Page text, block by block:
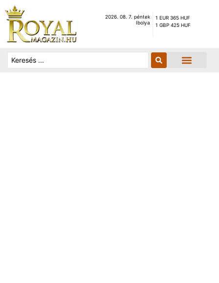
2026. 08. 7. péntek
Ibolya
1 EUR 365 HUF
1 GBP 425 HUF